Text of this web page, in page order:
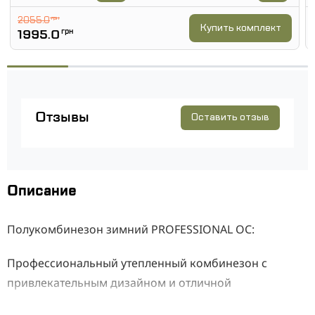
2055.0грн
1995.0 грн Купить комплект
Отзывы Оставить отзыв
Описание
Полукомбинезон зимний PROFESSIONAL OC:
Профессиональный утепленный комбинезон с
привлекательным дизайном и отличной